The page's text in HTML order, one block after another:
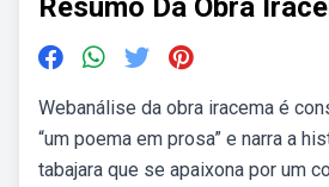
Resumo Da Obra
Webanálise da obra iracema é
“um poema em prosa” e narra a
tabajara que se apaixona por um